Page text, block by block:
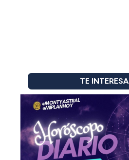
TE INTERESA